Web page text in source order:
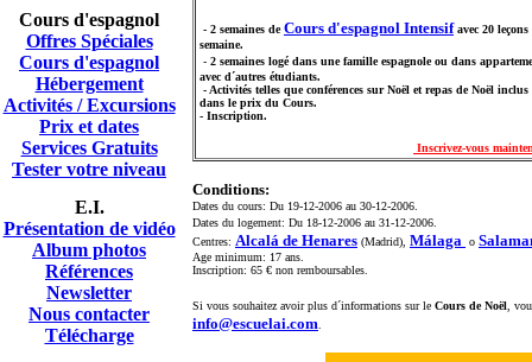
Cours d'espagnol
Offres Spéciales
Cours d'espagnol
Hébergement
Activités / Excursions
Prix et dates
Services Gratuits
Tester votre niveau
E.I.
Présentation de vidéo
Album photos
Références
Newsletter
Nous contacter
Télécharge
- 2 semaines deCours d'espagnol Intensifavec 20
semaine.
- 2 semaines logé dans une famille espagnole ou dans
avec d´autres étudiants.
- Activités telles que conférences sur Noël et repas de Noël inclus
dans le prix du Cours.
- Inscription.
Inscrivez-vous
Conditions:
Dates du cours: Du 19-12-2006 au 30-12-2006.
Dates du logement: Du 18-12-2006 au 31-12-2006.
Centres: Alcalá de Henares (Madrid), Málaga o
Age minimum: 17 ans.
Inscription: 65 € non remboursables.
Si vous souhaitez avoir plus d´informations sur le Cours de Noël ,
info@escuelai.com